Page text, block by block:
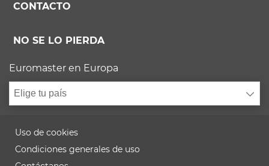
CONTACTO
NO SE LO PIERDA
Euromaster en Europa
Elige tu país
Uso de cookies
Condiciones generales de uso